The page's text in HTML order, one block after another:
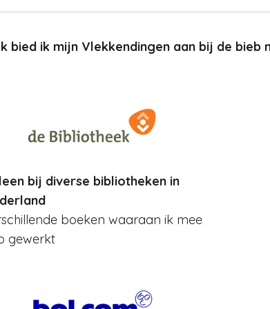
bied ik mijn Vlekkendingen aan bij de bieb
bij diverse bibliotheken in
boeken waaraan ik mee
gewerkt